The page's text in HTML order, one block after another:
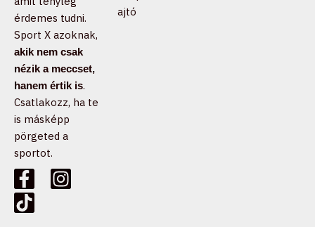
érdemes tudni.
Sport X azoknak,
akik nem csak
nézik a meccset,
hanem értik is.
Csatlakozz, ha te
is másképp
pörgeted a
sportot.
F
a
c
I
n
T
i
k
ajtó